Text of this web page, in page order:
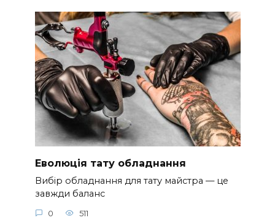
Еволюція тату обладнання
Вибір обладнання для тату майстра — це
завжди баланс
0 511